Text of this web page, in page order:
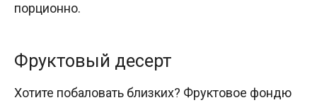
порционно.
Фруктовый десерт
Хотите побаловать близких? Фруктовое фондю